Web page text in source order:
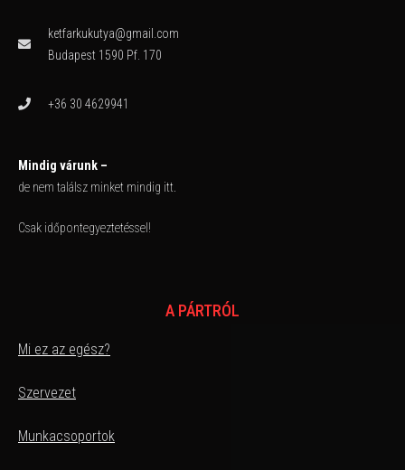
ketfarkukutya@gmail.com
Budapest 1590 Pf. 170
+36 30 4629941
Mindig várunk –
de nem találsz minket mindig itt.
Csak időpontegyeztetéssel!
A PÁRTRÓL
Mi ez az egész?
Szervezet
Munkacsoportok